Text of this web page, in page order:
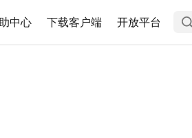
中心 下载客户端 开放平台